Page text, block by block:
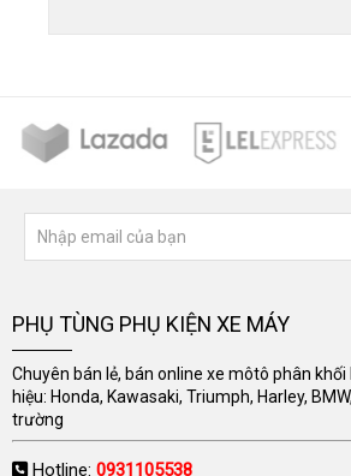
PHỤ TÙNG PHỤ KIỆN XE MÁY
Chuyên bán lẻ, bán online xe môtô phân
hiệu: Honda, Kawasaki, Triumph, Harley,
trường
Hotline: 0931105538